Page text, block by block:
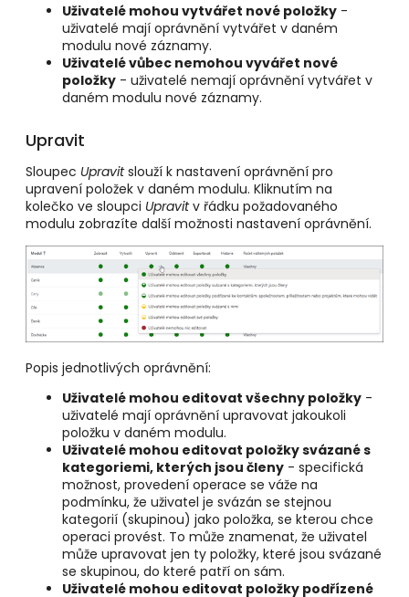
Uživatelé mohou vytvářet nové položky -
uživatelé mají oprávnění vytvářet v daném
modulu nové záznamy.
Uživatelé vůbec nemohou vyvářet nové
položky - uživatelé nemají oprávnění vytvářet v
daném modulu nové záznamy.
Upravit
Sloupec Upravitslouží k nastavení oprávnění pro
upravení položek v daném modulu. Kliknutím na
kolečko ve sloupci Upravitv řádku požadovaného
modulu zobrazíte další možnosti nastavení oprávnění.
Popis jednotlivých oprávnění:
Uživatelé mohou editovat všechny položky -
uživatelé mají oprávnění upravovat jakoukoli
položku v daném modulu.
Uživatelé mohou editovat položky svázané s
kategoriemi, kterých jsou členy - specifická
možnost, provedení operace se váže na
podmínku, že uživatel je svázán se stejnou
kategorií (skupinou) jako položka, se kterou chce
operaci provést. To může znamenat, že uživatel
může upravovat jen ty položky, které jsou svázané
se skupinou, do které patří on sám.
Uživatelé mohou editovat položky podřízené